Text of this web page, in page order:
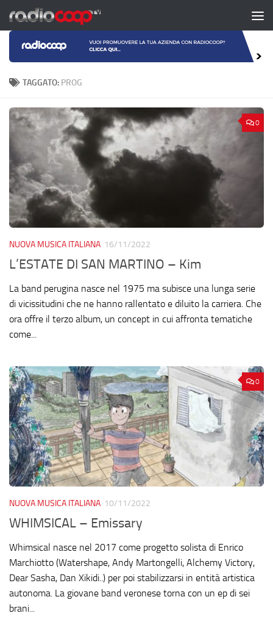
Salta al contenuto
TAGGATO: PROG
0
NUOVA MUSICA ITALIANA 16/11/2022
L’ESTATE DI SAN MARTINO – Kim
La band perugina nasce nel 1975 ma subisce una lunga serie
di vicissitudini che ne hanno rallentato e diluito la carriera. Che
ora offre il terzo album, un concept in cui affronta tematiche
come...
0
NUOVA MUSICA ITALIANA 10/11/2022
WHIMSICAL – Emissary
Whimsical nasce nel 2017 come progetto solista di Enrico
Marchiotto (Watershape, Andy Martongelli, Alchemy Victory,
Dear Sasha, Dan Xikidi..) per poi stabilizzarsi in entità artistica
autonoma. La giovane band veronese torna con un ep di sei
brani...